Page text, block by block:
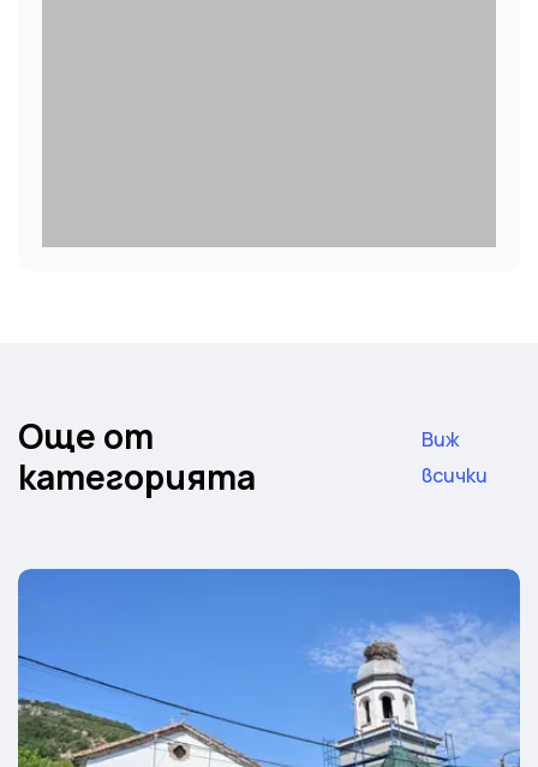
Още от
категорията
Виж
всички